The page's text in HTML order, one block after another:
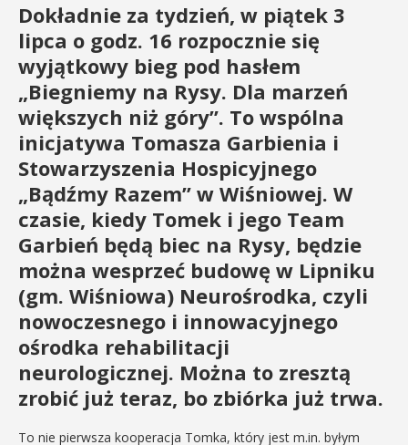
Dokładnie za tydzień, w piątek 3
lipca o godz. 16 rozpocznie się
wyjątkowy bieg pod hasłem
„Biegniemy na Rysy. Dla marzeń
większych niż góry”. To wspólna
inicjatywa Tomasza Garbienia i
Stowarzyszenia Hospicyjnego
„Bądźmy Razem” w Wiśniowej. W
czasie, kiedy Tomek i jego Team
Garbień będą biec na Rysy, będzie
można wesprzeć budowę w Lipniku
(gm. Wiśniowa) Neurośrodka, czyli
nowoczesnego i innowacyjnego
ośrodka rehabilitacji
neurologicznej. Można to zresztą
zrobić już teraz, bo zbiórka już trwa.
To nie pierwsza kooperacja Tomka, który jest m.in. byłym